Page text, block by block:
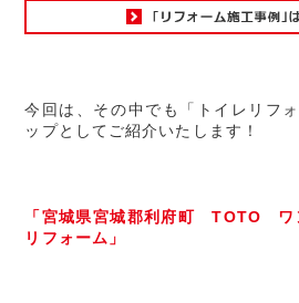
今回は、その中でも「トイレリフ
ップとしてご紹介いたします！
「宮城県宮城郡利府町 TOTO ワ
リフォーム」